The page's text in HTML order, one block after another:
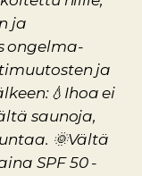
ja
ongelma-
ja
ei
saunoja,
🌞Vältä
SPF 50 -